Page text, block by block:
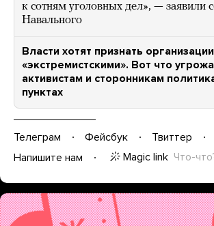
к сотням уголовных дел», — заявили
Навального
Власти хотят признать
«экстремистскими». Вот что
активистам и сторонникам
пунктах
Телеграм Фейсбук Твиттер
Напишите нам
Magic link Что-